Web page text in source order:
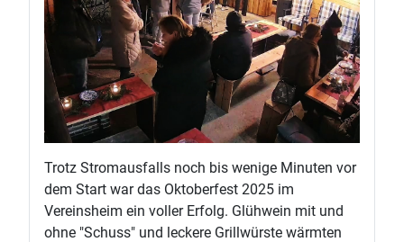
Trotz Stromausfalls noch bis wenige Minuten vor
dem Start war das Oktoberfest 2025 im
Vereinsheim ein voller Erfolg. Glühwein mit und
ohne "Schuss" und leckere Grillwürste wärmten